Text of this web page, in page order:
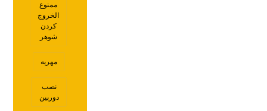
ممنوع
الخروج
کردن
شوهر
مهریه
نصب
دوربین